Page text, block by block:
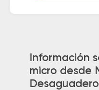
Información
micro desde
Desaguadero